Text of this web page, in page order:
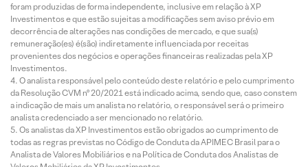
foram produzidas de forma independente, inclusive em relação à XP
Investimentos e que estão sujeitas a modificações sem aviso prévio em
decorrência de alterações nas condições de mercado, e que sua(s)
remuneração(es) é(são) indiretamente influenciada por receitas
provenientes dos negócios e operações financeiras realizadas pela XP
Investimentos.
O analista responsável pelo conteúdo deste relatório e pelo cumprimento
da Resolução CVM nº 20/2021 está indicado acima, sendo que, caso constem
a indicação de mais um analista no relatório, o responsável será o primeiro
analista credenciado a ser mencionado no relatório.
Os analistas da XP Investimentos estão obrigados ao cumprimento de
todas as regras previstas no Código de Conduta da APIMEC Brasil para o
Analista de Valores Mobiliários e na Política de Conduta dos Analistas de